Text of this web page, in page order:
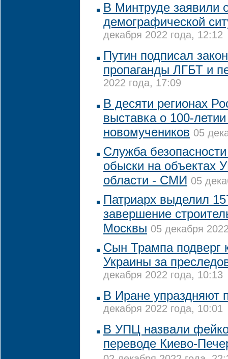
В Минтруде заявили
демографической
декабря 2022 года, 12:12
Путин подписал
пропаганды ЛГБТ и
2022 года, 17:09
В десяти регионах
выставка о 100-
новомучеников 05
Служба
обыски на объектах
области - СМИ 05
Патриарх выделил
завершение
Москвы 05 декабря
Сын Трампа подверг
Украины за
декабря 2022 года, 10:13
В Иране упраздняют
декабря 2022 года, 10:01
В УПЦ назвали
переводе Киево-